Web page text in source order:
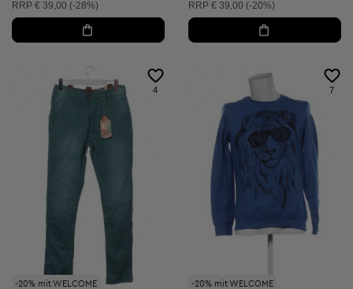
Unverbindliche Preisempfehlung:
RRP € 39,00 (-28%) Unverbindliche Preisempfehlung:
RRP € 39,00 (-20%)
-20% mit WELCOME
4
-20% mit WELCOME
7